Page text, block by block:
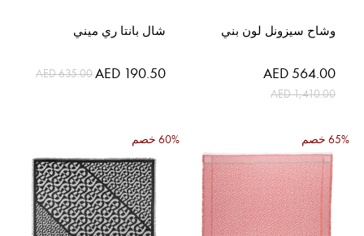
وشاح سيزونل لون بني
السعر
AED 564.00
AED 1,410.00
شال بانتا ري ميني
السعر
AED 190.50
AED 635.00
65% خصم 60% خصم